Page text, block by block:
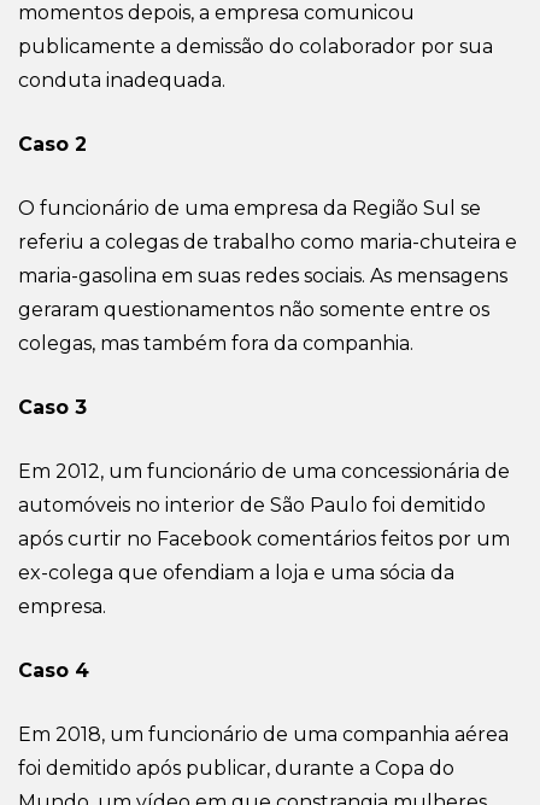
momentos depois, a empresa comunicou
publicamente a demissão do colaborador por sua
conduta inadequada.
Caso 2
O funcionário de uma empresa da Região Sul se
referiu a colegas de trabalho como maria-chuteira e
maria-gasolina em suas redes sociais. As mensagens
geraram questionamentos não somente entre os
colegas, mas também fora da companhia.
Caso 3
Em 2012, um funcionário de uma concessionária de
automóveis no interior de São Paulo foi demitido
após curtir no Facebook comentários feitos por um
ex-colega que ofendiam a loja e uma sócia da
empresa.
Caso 4
Em 2018, um funcionário de uma companhia aérea
foi demitido após publicar, durante a Copa do